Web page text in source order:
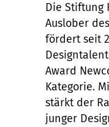
Die Stiftung
Auslober
fördert seit
Award
Kategorie.
stärkt der
junger